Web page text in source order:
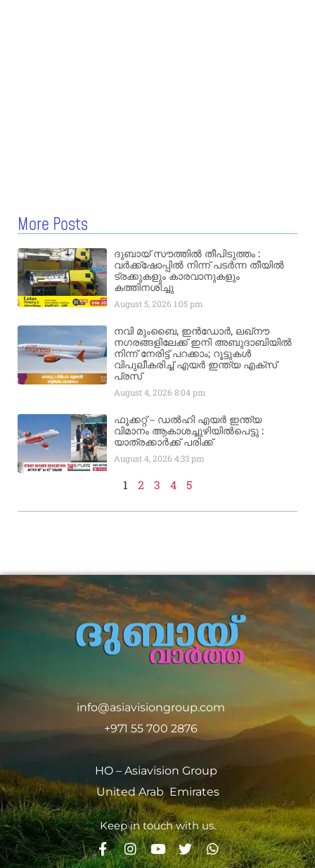
More Posts
ദുബായ് സൗത്തിൽ തീപിടുത്തം :
വർക്ക്‌ഷോപ്പിൽ നിന്ന് പടർന്ന തീയിൽ
ട്രക്കുകളും കാരവാനുകളും
കത്തിനശിച്ചു
August 5, 2026 1:05 pm
നവി മുംബൈ, ഇൻഡോർ, ലഖ്നൗ
നഗരങ്ങളിലേക്ക് ഇനി അബുദാബിയിൽ
നിന്ന് നേരിട്ട് പറക്കാം; റൂട്ടുകൾ
വിപുലീകരിച്ച് എയർ ഇന്ത്യ എക്സ്
പ്രസ്
August 4, 20268:04 pm
ഫൂക്കറ്റ് – ഡൽഹി എയര്‍ ഇന്ത്യ
വിമാനം ആകാശച്ചുഴിയില്‍പെട്ടു :
യാത്രക്കാര്‍ക്ക് പരിക്ക്
August 4, 20264:33 pm
1 2 3 4 5
info@asiavisiongroup.com
+971 55 700 2876
HO – Asiavision Group
United Arab Emirates
Keep in touch with us.